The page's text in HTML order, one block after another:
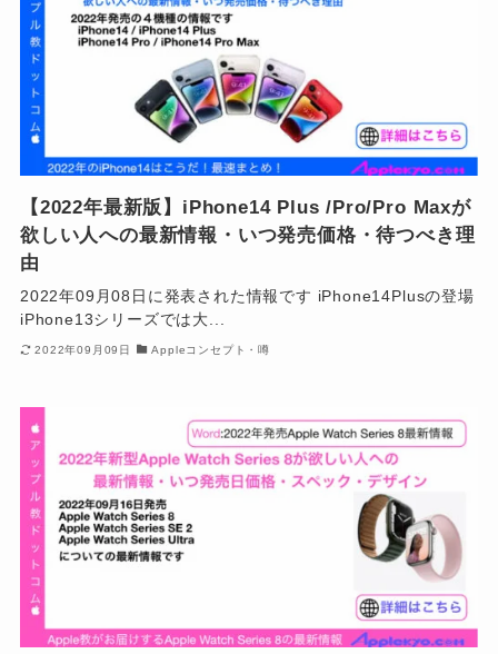
【2022年最新版】iPhone14 Plus /Pro/Pro Maxが
欲しい人への最新情報・いつ発売価格・待つべき理
由
2022年09月08日に発表された情報です iPhone14Plusの登場
iPhone13シリーズでは大...
2022年09月09日 Appleコンセプト・噂